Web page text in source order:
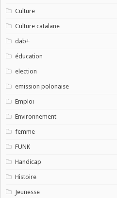
Culture
Culture catalane
dab+
éducation
election
emission polonaise
Emploi
Environnement
femme
FUNK
Handicap
Histoire
Jeunesse